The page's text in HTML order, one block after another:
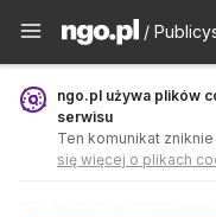
Publicystyka
/
ngo.pl używa plików
serwisu
Ten komunikat
się więcej o plikach